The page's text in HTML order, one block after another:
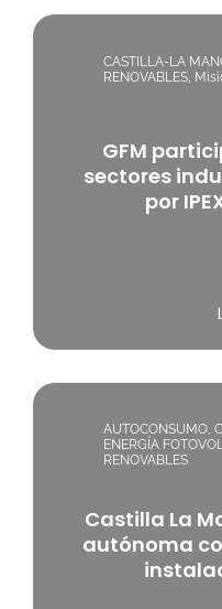
CASTILLA-LA
RENOVABLES,
GFM
sectores
por
AUTOCONSUMO,
ENERGÍA
RENOVABLES
Castilla La
autónoma